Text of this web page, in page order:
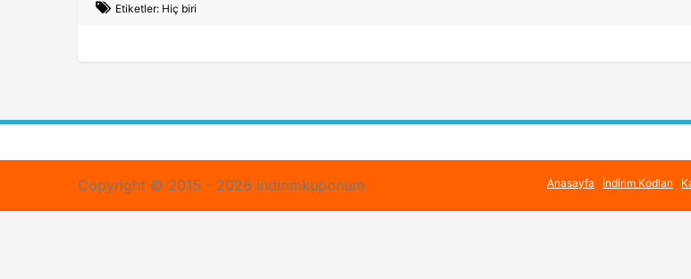
Etiketler: Hiç biri
Copyright © 2015 - 2026 indirimkuponum Anasayfa İndirim Kodları